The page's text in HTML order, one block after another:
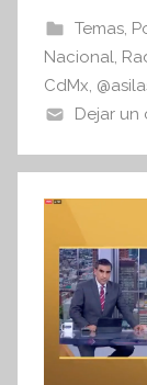
b
o
o
k
Temas,
Nacional,
CdMx,
Dejar un